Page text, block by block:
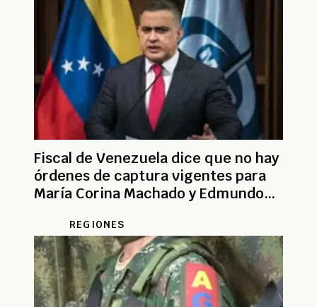
Fiscal de Venezuela dice que no hay
órdenes de captura vigentes para
María Corina Machado y Edmundo
REGIONES